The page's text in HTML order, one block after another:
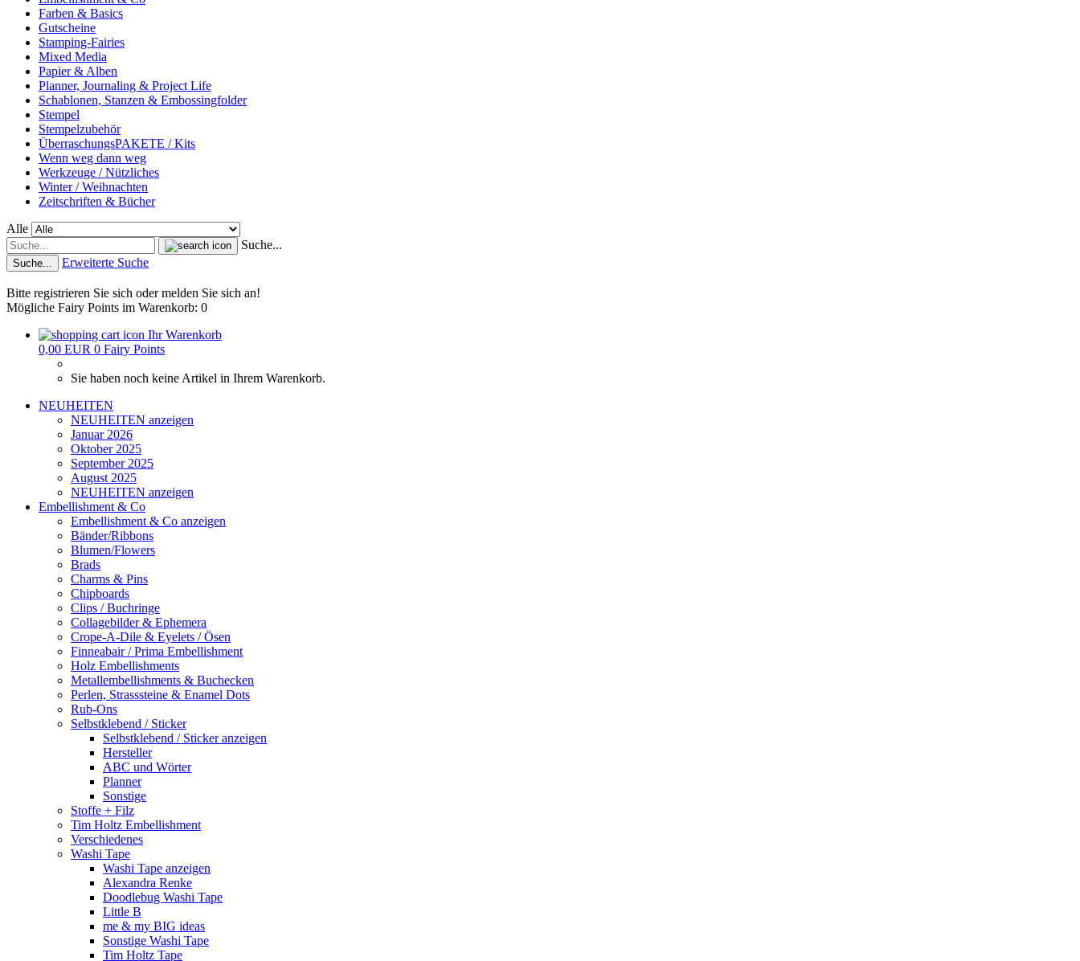
Farben & Basics
Gutscheine
Stamping-Fairies
Mixed Media
Papier & Alben
Planner, Journaling & Project Life
Schablonen, Stanzen & Embossingfolder
Stempel
Stempelzubehör
ÜberraschungsPAKETE / Kits
Wenn weg dann weg
Werkzeuge / Nützliches
Winter / Weihnachten
Zeitschriften & Bücher
Alle
Suche...
Suche... Erweiterte Suche
Bitte registrieren Sie sich oder melden Sie sich an!
Mögliche Fairy Points im Warenkorb: 0
Ihr Warenkorb
0,00 EUR 0 Fairy Points
Sie haben noch keine Artikel in Ihrem Warenkorb.
NEUHEITEN
NEUHEITEN anzeigen
Januar 2026
Oktober 2025
September 2025
August 2025
NEUHEITEN anzeigen
Embellishment & Co
Embellishment & Co anzeigen
Bänder/Ribbons
Blumen/Flowers
Brads
Charms & Pins
Chipboards
Clips / Buchringe
Collagebilder & Ephemera
Crope-A-Dile & Eyelets / Ösen
Finneabair / Prima Embellishment
Holz Embellishments
Metallembellishments & Buchecken
Perlen, Strasssteine & Enamel Dots
Rub-Ons
Selbstklebend / Sticker
Selbstklebend / Sticker anzeigen
Hersteller
ABC und Wörter
Planner
Sonstige
Stoffe + Filz
Tim Holtz Embellishment
Verschiedenes
Washi Tape
Washi Tape anzeigen
Alexandra Renke
Doodlebug Washi Tape
Little B
me & my BIG ideas
Sonstige Washi Tape
Tim Holtz Tape